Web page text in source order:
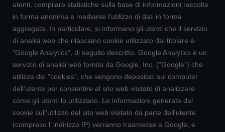
utenti, compilare statistiche sulla base di informazioni raccolte
in forma anonima e mediante l’utilizzo di dati in forma
aggregata. In particolare, si informano gli utenti che il servizio
di analisi web che rilasciano cookie utilizzato dal titolare è
"Google Analytics", di seguito descritto. Google Analytics è un
servizio di analisi web fornito da Google, Inc. ("Google") che
utilizza dei "cookies", che vengono depositati sul computer
dell’utente per consentire al sito web visitato di analizzare
come gli utenti lo utilizzano. Le informazioni generate dal
cookie sull’utilizzo del sito web visitato da parte dell’utente
(compreso l’ indirizzo IP) verranno trasmesse a Google, e